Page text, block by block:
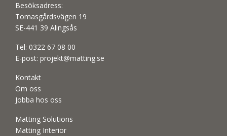
Besöksadress:
Tomasgårdsvägen 19
SE-441 39 Alingsås
Tel: 0322 67 08 00
E-post: projekt@matting.se
Kontakt
Om oss
Jobba hos oss
Matting Solutions
Matting Interior